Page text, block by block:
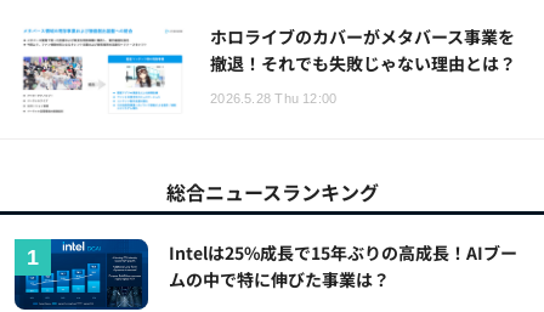
ホロライブのカバーがメタバース事業を
撤退！それでも失敗じゃない理由とは？
2026.5.28 Thu 12:00
総合ニュースランキング
Intelは25%成長で15年ぶりの高成長！AIブー
ムの中で特に伸びた事業は？